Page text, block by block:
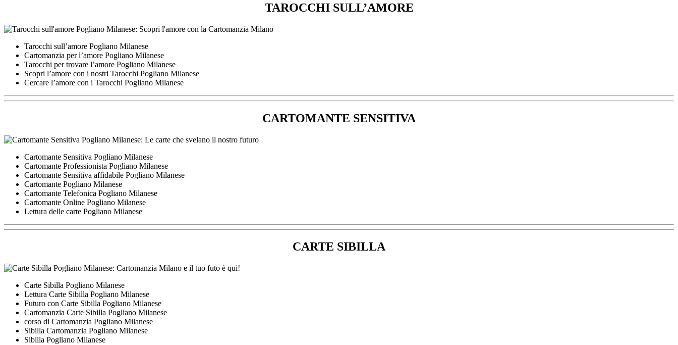
TAROCCHI SULL’AMORE
Tarocchi sull’amore Pogliano Milanese
Cartomanzia per l’amore Pogliano Milanese
Tarocchi per trovare l’amore Pogliano Milanese
Scopri l’amore con i nostri Tarocchi Pogliano Milanese
Cercare l’amore con i Tarocchi Pogliano Milanese
CARTOMANTE SENSITIVA
Cartomante Sensitiva Pogliano Milanese
Cartomante Professionista Pogliano Milanese
Cartomante Sensitiva affidabile Pogliano Milanese
Cartomante Pogliano Milanese
Cartomante Telefonica Pogliano Milanese
Cartomante Online Pogliano Milanese
Lettura delle carte Pogliano Milanese
CARTE SIBILLA
Carte Sibilla Pogliano Milanese
Lettura Carte Sibilla Pogliano Milanese
Futuro con Carte Sibilla Pogliano Milanese
Cartomanzia Carte Sibilla Pogliano Milanese
corso di Cartomanzia Pogliano Milanese
Sibilla Cartomanzia Pogliano Milanese
Sibilla Pogliano Milanese